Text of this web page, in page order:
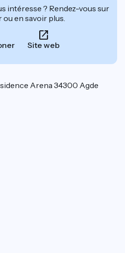
intéresse ? Rendez-vous sur
ou en savoir plus.
Site web
Arena 34300 Agde